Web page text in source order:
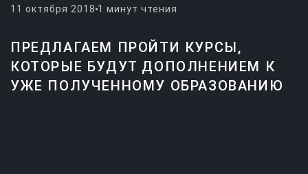
11 октября 2018 1 минут чтения
ПРЕДЛАГАЕМ ПРОЙТИ КУРСЫ,
КОТОРЫЕ БУДУТ ДОПОЛНЕНИЕМ К
УЖЕ ПОЛУЧЕННОМУ ОБРАЗОВАНИЮ